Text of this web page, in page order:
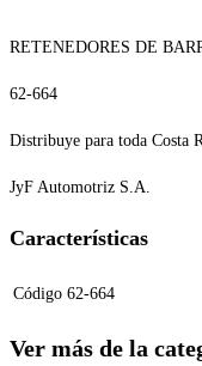
RETENEDORES DE
62-664
Distribuye para toda Costa
JyF Automotriz S.A.
Características
Código 62-664
Ver más de la